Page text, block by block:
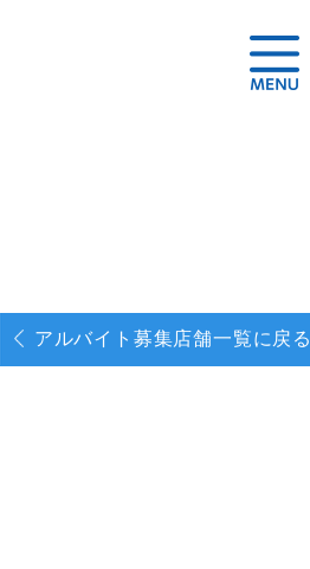
アルバイト募集店舗一覧に戻る